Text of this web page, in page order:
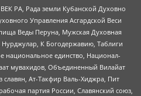
РА, Рада земли Кубанской Духовно
Управления Асгардской Веси
Веды Перуна, Мужская Духовная
К Богодержавию, Таблиги
национальное единство, Национал-
мувахидов, Объединенный Вилайат
Ат-Такфир Валь-Хиджра, Пит
партия России, Славянский союз,